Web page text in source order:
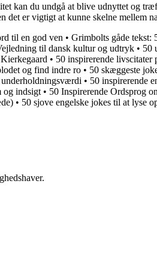
kan du undgå at blive udnyttet og
er vigtigt at kunne skelne mellem
til en god ven • Grimbolts gåde tekst:
til dansk kultur og udtryk • 50
• 50 inspirerende livscitater
og find indre ro • 50 skæggeste
• 50 inspirerende
og indsigt • 50 Inspirerende Ordsprog
• 50 sjove engelske jokes til at lyse